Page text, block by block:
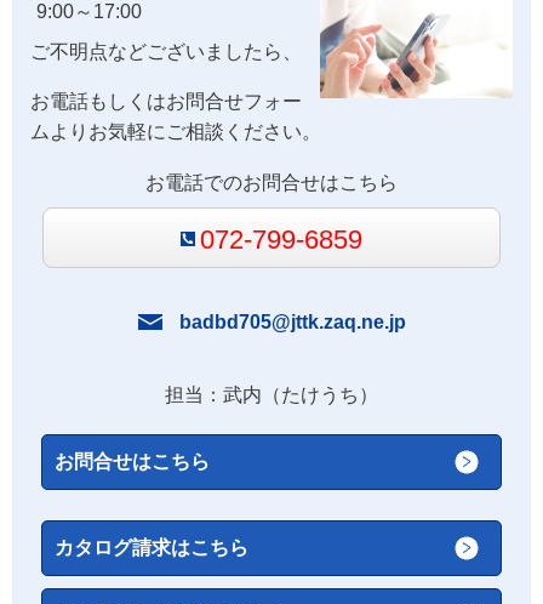
9:00～17:00
ご不明点などございましたら、
お電話もしくはお問合せフォー
ムよりお気軽にご相談ください。
お電話でのお問合せはこちら
072-799-6859
badbd705@jttk.zaq.ne.jp
担当：武内（たけうち）
お問合せはこちら
カタログ請求はこちら